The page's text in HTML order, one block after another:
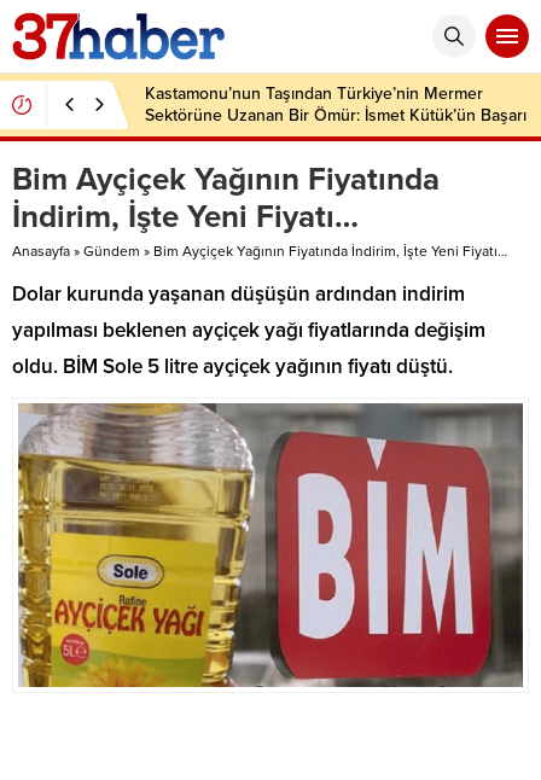
Kastamonu’nun Taşından Türkiye’nin Mermer
Sektörüne Uzanan Bir Ömür: İsmet Kütük’ün Başarı
Hikâyesi
Bim Ayçiçek Yağının Fiyatında
İndirim, İşte Yeni Fiyatı…
Anasayfa » Gündem » Bim Ayçiçek Yağının Fiyatında İndirim, İşte Yeni Fiyatı…
Dolar kurunda yaşanan düşüşün ardından indirim
yapılması beklenen ayçiçek yağı fiyatlarında değişim
oldu. BİM Sole 5 litre ayçiçek yağının fiyatı düştü.